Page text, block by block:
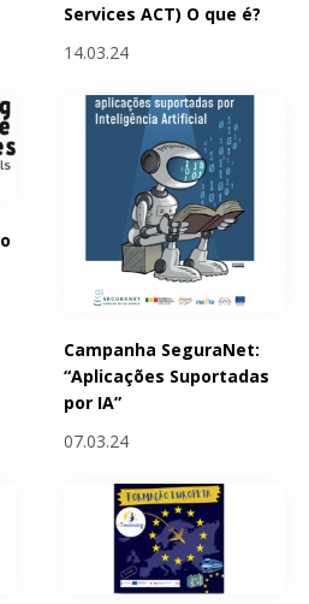
Services ACT) O que é?
14.03.24
Campanha SeguraNet:
“Aplicações Suportadas
por IA”
07.03.24